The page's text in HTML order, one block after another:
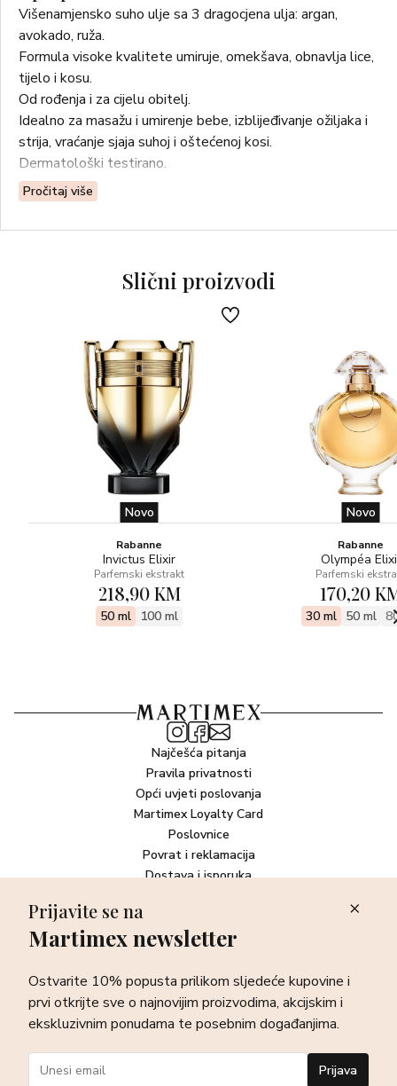
Višenamjensko suho ulje sa 3 dragocjena ulja: argan,
avokado, ruža.
Formula visoke kvalitete umiruje, omekšava, obnavlja lice,
tijelo i kosu.
Od rođenja i za cijelu obitelj.
Idealno za masažu i umirenje bebe, izblijeđivanje ožiljaka i
strija, vraćanje sjaja suhoj i oštećenoj kosi.
Dermatološki testirano.
Pročitaj više
Slični proizvodi
Novo
Rabanne
Invictus Elixir
Parfemski ekstrakt
218,90 KM
50 ml 100 ml
Novo
Rabanne
Olympéa
Parfemski
170,20
30 ml 50 ml
Najčešća pitanja
Pravila privatnosti
Opći uvjeti poslovanja
Martimex Loyalty Card
Poslovnice
Povrat i reklamacija
Dostava i isporuka
Newsletter
sve o najnovijim proizvodima, akcijskim i ekskluzivnim
ponudama te posebnim događanjima.
Prijava
Prijavite se na
Martimex newsletter
Ostvarite 10% popusta prilikom sljedeće kupovine i
prvi otkrijte sve o najnovijim proizvodima, akcijskim i
ekskluzivnim ponudama te posebnim događanjima.
Prijava